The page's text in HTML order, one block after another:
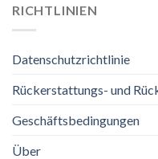
RICHTLINIEN
Datenschutzrichtlinie
Rückerstattungs- und
Geschäftsbedingungen
Über